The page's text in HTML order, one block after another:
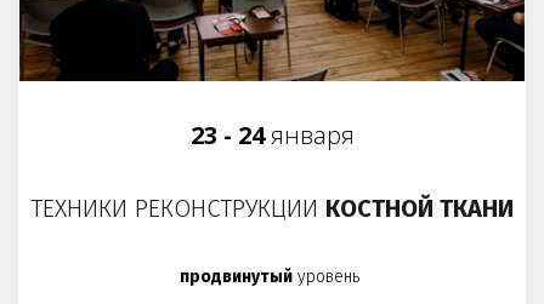
23 - 24января
ТЕХНИКИ РЕКОНСТРУКЦИИ КОСТНОЙ ТКАНИ
продвинутый уровень